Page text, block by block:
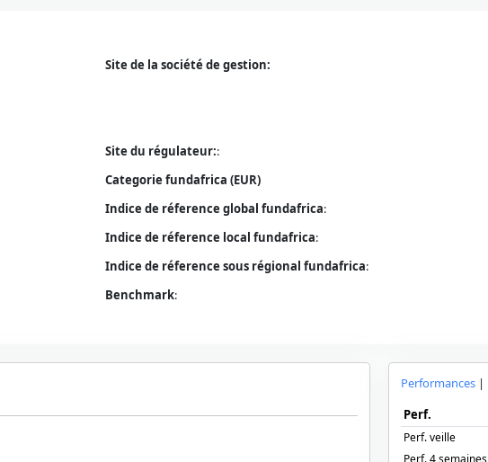
Site de la société de gestion:
Site du régulateur::
Categorie fundafrica (EUR)
Indice de réference global fundafrica:
Indice de réference local fundafrica:
Indice de réference sous régional fundafrica:
Benchmark:
Performances|
Perf.
Perf. veille
Perf. 4 semaines